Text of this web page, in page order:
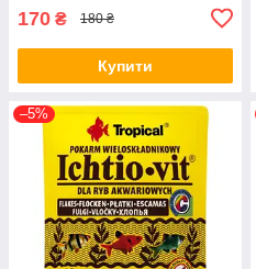
170 ₴ 180 ₴
Купити
–5%